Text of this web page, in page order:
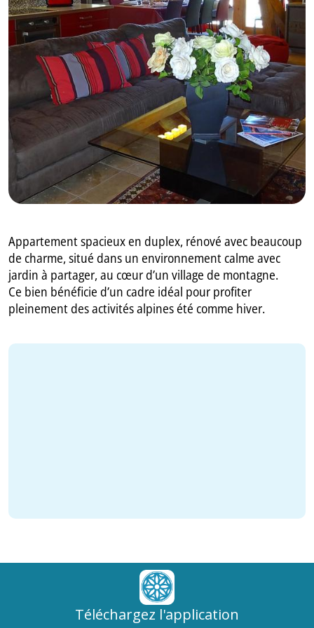
GB
Appartement spacieux en duplex, rénové avec beaucoup
de charme, situé dans un environnement calme avec
jardin à partager, au cœur d’un village de montagne.
Ce bien bénéficie d’un cadre idéal pour profiter
pleinement des activités alpines été comme hiver.
Téléchargez l'application